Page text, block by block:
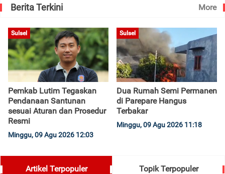
Berita Terkini More
Sulsel
Pemkab Lutim Tegaskan
Pendanaan Santunan
sesuai Aturan dan Prosedur
Resmi
Minggu, 09 Agu 2026 12:03
Sulsel
Dua Rumah Semi Permanen
di Parepare Hangus
Terbakar
Minggu, 09 Agu 2026 11:18
Artikel Terpopuler Topik Terpopuler